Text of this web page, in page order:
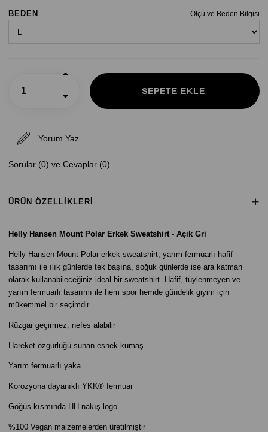
Ölçü ve Beden Bilgisi
BEDEN
Yorum Yaz
Sorular (0) ve Cevaplar (0)
ÜRÜN ÖZELLIKLERI
Helly Hansen Mount Polar Erkek Sweatshirt - Açık Gri
Helly Hansen Mount Polar erkek sweatshirt, yarım fermuarlı hafif
tasarımı ile ılık günlerde tek başına, soğuk günlerde ise ara katman
olarak kullanabileceğiniz ideal bir sweatshirt. Hafif, tüylenmeyen ve
yarım fermuarlı tasarımı ile hem spor hemde gündelik giyim için
mükemmel bir seçimdir.
Rüzgar geçirmez, nefes alabilir
Hareket özgürlüğü sunan esnek kumaş
Yarım fermuarlı yaka
Korozyona dayanıklı YKK® fermuar
Göğüs kısmında HH nakış logo
%100 Vegan malzemelerden üretilmiştir